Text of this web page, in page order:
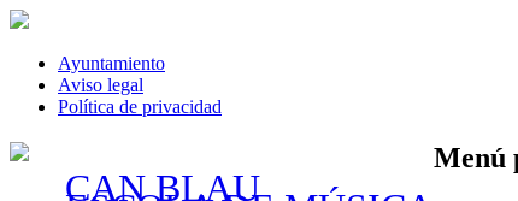
Ayuntamiento
Aviso legal
Política de privacidad
CAN BLAU
Menú